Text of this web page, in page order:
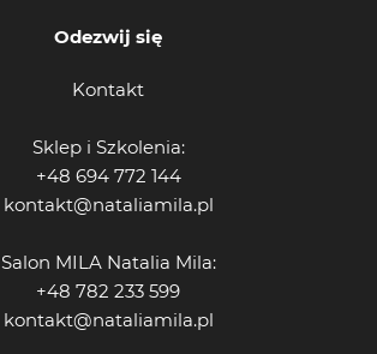
Odezwij się
Kontakt
Sklep i Szkolenia:
+48 694 772 144
kontakt@nataliamila.pl
Salon MILA Natalia Mila:
+48 782 233 599
kontakt@nataliamila.pl